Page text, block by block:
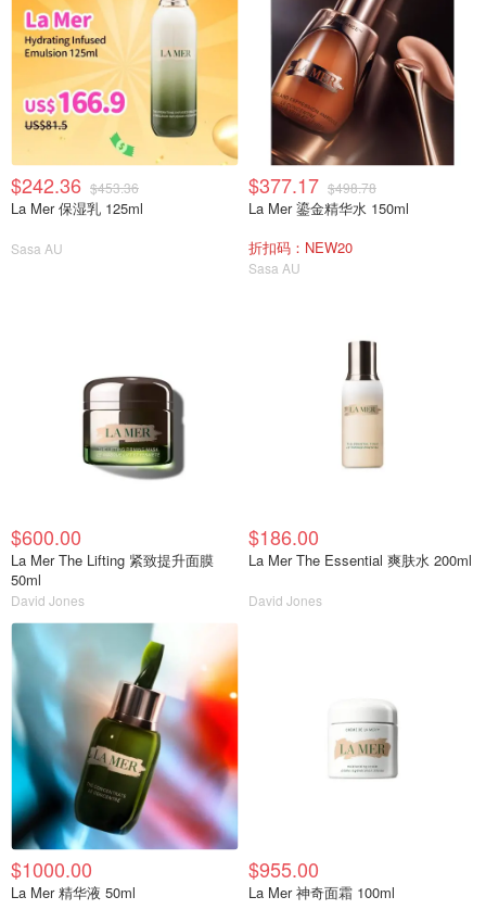
$242.36 $453.36
La Mer 保湿乳 125ml
Sasa AU
$377.17 $498.78
La Mer 鎏金精华水 150ml
折扣码：NEW20
Sasa AU
$600.00
La Mer The Lifting 紧致提升面膜
50ml
David Jones
$186.00
La Mer The Essential 爽肤水 200ml
David Jones
$1000.00
La Mer 精华液 50ml
$955.00
La Mer 神奇面霜 100ml